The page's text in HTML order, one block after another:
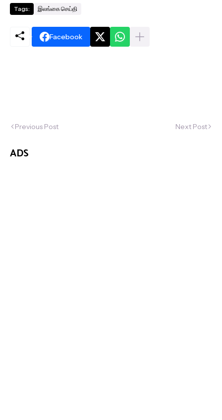
Tags: இலங்கை செய்தி
Facebook
Previous Post Next Post
ADS